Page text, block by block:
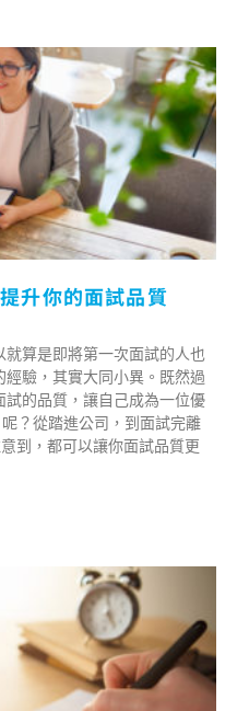
升你的面試品質
算是即將第一次面試的人也
驗，其實大同小異。既然過
的品質，讓自己成為一位優
？從踏進公司，到面試完離
到，都可以讓你面試品質更